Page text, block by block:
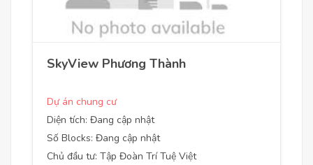
SkyView Phương Thành
Dự án chung cư
Diện tích: Đang cập nhật
Số Blocks: Đang cập nhật
Chủ đầu tư: Tập Đoàn Trí Tuệ Việt